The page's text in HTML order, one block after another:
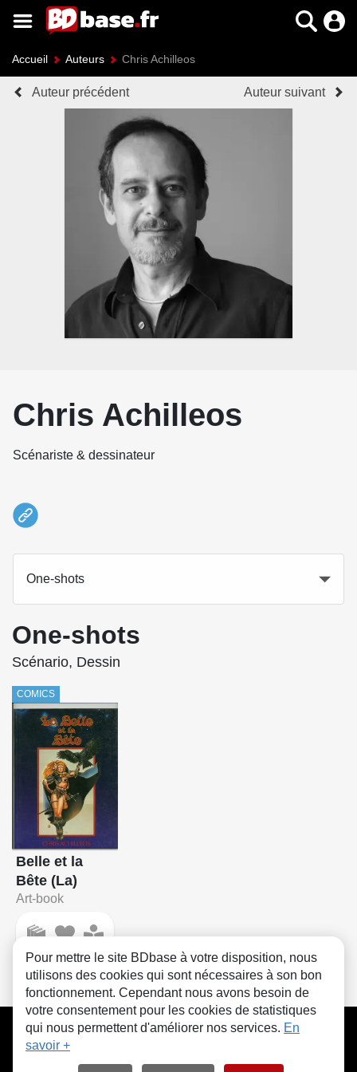
Accueil Auteurs Chris Achilleos
Auteur précédent Auteur suivant
Chris Achilleos
Scénariste & dessinateur
One-shots
One-shots
Scénario, Dessin
COMICS
Belle et la
Bête (La)
Art-book
CGU FAQ Contact Cookies
Pour mettre le site BDbase à votre disposition, nous
utilisons des cookies qui sont nécessaires à son bon
fonctionnement. Cependant nous avons besoin de
votre consentement pour les cookies de statistiques
qui nous permettent d'améliorer nos services. En
savoir +